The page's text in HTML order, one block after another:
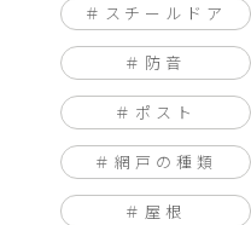
スチールドア
防音
ポスト
網戸の種類
屋根